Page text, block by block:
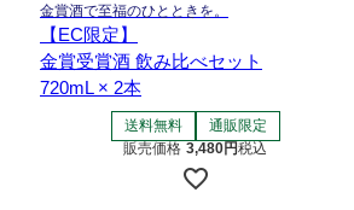
金賞酒で至福のひとときを。
【EC限定】
金賞受賞酒 飲み比べセット
720mL × 2本
送料無料
通販限定
販売価格 3,480 税込